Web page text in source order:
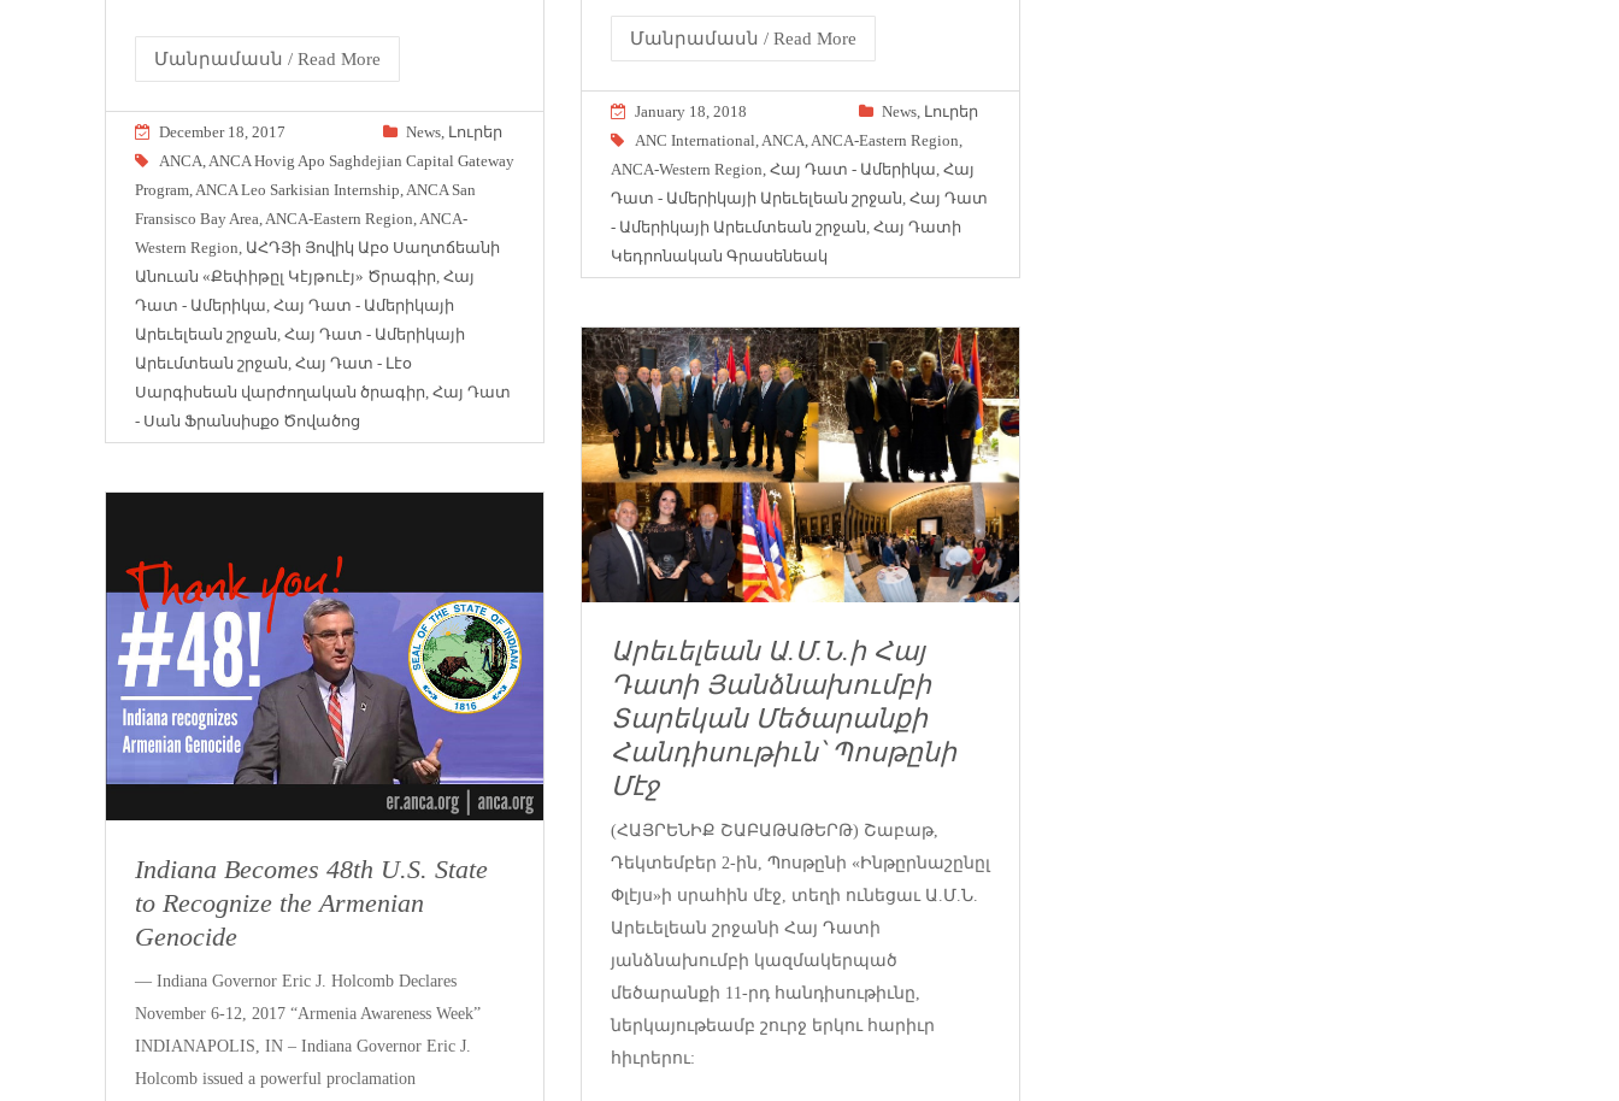
Մանրամասն / Read More
January 18, 2018 News Լուրեր
ANC International ANCA ANCA-Eastern Region
ANCA-Western Region Հայ Դատ - Ամերիկա Հայ
Դատ - Ամերիկայի Արեւելեան շրջան Հայ Դատ
- Ամերիկայի Արեւմտեան շրջան Հայ Դատի
Կեդրոնական Գրասենեակ
Մանրամասն / Read More
December 18, 2017 News Լուրեր
ANCA ANCA Hovig Apo Saghdejian Capital Gateway
Program ANCA Leo Sarkisian Internship ANCA San
Fransisco Bay Area ANCA-Eastern Region ANCA-
Western Region ԱՀԴՅի Յովիկ Աբօ Սաղտճեանի
Անուան «Քեփիթըլ Կէյթուէյ» Ծրագիր Հայ
Դատ - Ամերիկա Հայ Դատ - Ամերիկայի
Արեւելեան շրջան Հայ Դատ - Ամերիկայի
Արեւմտեան շրջան Հայ Դատ - Լէօ
Սարգիսեան վարժողական ծրագիր Հայ Դատ
- Սան Ֆրանսիսքօ Ծովածոց
Արեւելեան Ա.Մ.Ն.ի Հայ
Դատի Յանձնախումբի
Տարեկան Մեծարանքի
Հանդիսութիւն՝ Պոսթընի
Մէջ
(ՀԱՅՐԵՆԻՔ ՇԱԲԱԹԱԹԵՐԹ) Շաբաթ,
Դեկտեմբեր 2-ին, Պոսթընի «Ինթըրնաշընըլ
Փլէյս»ի սրահին մէջ, տեղի ունեցաւ Ա.Մ.Ն.
Արեւելեան շրջանի Հայ Դատի
յանձնախումբի կազմակերպած
մեծարանքի 11-րդ հանդիսութիւնը,
ներկայութեամբ շուրջ երկու հարիւր
հիւրերու:
Indiana Becomes 48th U.S. State
to Recognize the Armenian
Genocide
— Indiana Governor Eric J. Holcomb Declares
November 6-12, 2017 “Armenia Awareness Week”
INDIANAPOLIS, IN – Indiana Governor Eric J.
Holcomb issued a powerful proclamation